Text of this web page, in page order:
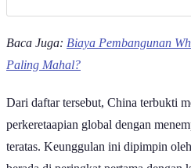
Baca Juga: Biaya Pembangunan
Paling Mahal?
Dari daftar tersebut, China terbukti
perkeretaapian global dengan
teratas. Keunggulan ini dipimpin